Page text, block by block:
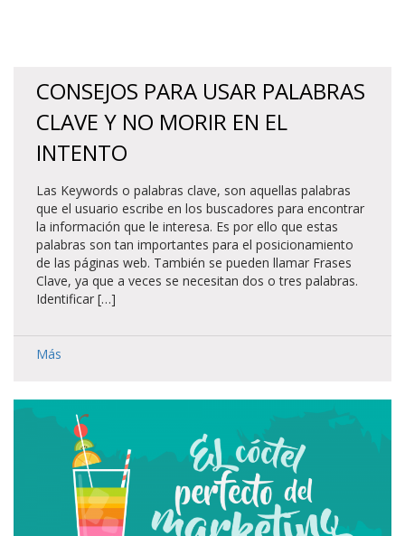
CONSEJOS PARA USAR PALABRAS
CLAVE Y NO MORIR EN EL
INTENTO
Las Keywords o palabras clave, son aquellas palabras
que el usuario escribe en los buscadores para encontrar
la información que le interesa. Es por ello que estas
palabras son tan importantes para el posicionamiento
de las páginas web. También se pueden llamar Frases
Clave, ya que a veces se necesitan dos o tres palabras.
Identificar […]
Más